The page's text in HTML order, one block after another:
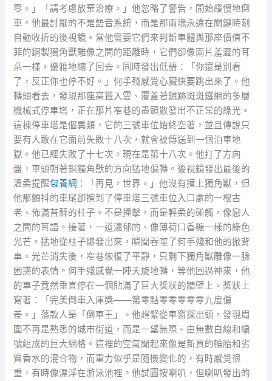
零。」「請考慮放棄治療。」他忽略了警告，開始緩慢地倒
車。他最討厭的不是語音系統，而是那兩塊永遠在關鍵時刻
自動收折的後視鏡。當他需要它們來判斷車體與那座價值不
菲的銅製獨角獸雕像之間的距離時，它們卻像兩片羞澀的耳
朵一樣，優雅地縮了回去。同時發出低語：「你還是別看
了，反正你也停不好。」何手殘感覺心臟快要跳出來了。他
轉頭看去，發現那座高聳入雲、覆蓋著鏽跡斑斑鐵網的多層
機械式停車塔，正在那片窄巷的盡頭散發出不正常的綠光。
這棟停車塔是個異類，它的三號車位始終空著，並且傳說只
要有人敢在它面前失敗十八次，就會被傳送到一個泊車地
獄。他已經失敗了十七次。現在是第十八次。他打了方向
盤，車頭朝著銅獨角獸的方向猛地偏轉。後視鏡發出最後的
溫柔提醒包養網 ：「再見，世界。」他沒有撞上獨角獸，但
他那顫抖的車尾卻擦到了停車塔三號車位入口處的一根古
老、佈滿苔蘚的柱子。不是撞擊，而是輕柔的碰觸，像戀人
之間的耳語。接著，一道濃郁的、像薄荷口香糖一樣的綠色
光芒。猛地從柱子爆發出來，瞬間吞噬了何手殘和他的掀背
車。光芒消失後，窄巷恢復了平靜，只剩下獨角獸雕像一臉
困惑的表情。何手殘感覺一陣天旋地轉，等他回過神來，他
的車子竟然垂直停在一個貼滿了巨大獎狀的牆壁上。獎狀上
寫著：「完美倒車入庫獎——第零點零零零零零九度偏
差。」落款人是「倒車王」。他趕緊從車窗探出頭，發現周
圍不再是熟悉的城市街道，而是一望無際、由無數白線和編
號組成的巨大網格。這裡的空氣聞起來像是新買的輪胎和劣
質香水的混合物，而重力似乎是隨機變化的，有時感覺很
重，有時像漂浮在游泳池裡。他試圖按喇叭，但喇叭發出的